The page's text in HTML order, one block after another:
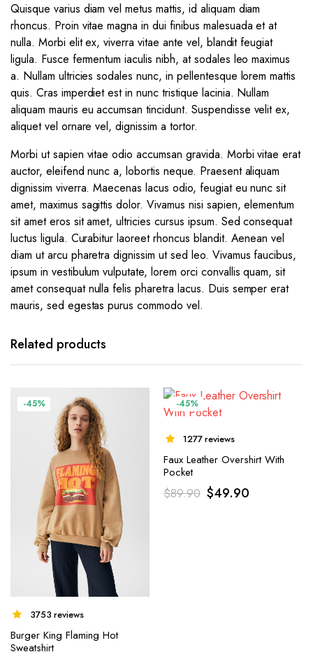
Quisque varius diam vel metus mattis, id aliquam diam
rhoncus. Proin vitae magna in dui finibus malesuada et at
nulla. Morbi elit ex, viverra vitae ante vel, blandit feugiat
ligula. Fusce fermentum iaculis nibh, at sodales leo maximus
a. Nullam ultricies sodales nunc, in pellentesque lorem mattis
quis. Cras imperdiet est in nunc tristique lacinia. Nullam
aliquam mauris eu accumsan tincidunt. Suspendisse velit ex,
aliquet vel ornare vel, dignissim a tortor.
Morbi ut sapien vitae odio accumsan gravida. Morbi vitae erat
auctor, eleifend nunc a, lobortis neque. Praesent aliquam
dignissim viverra. Maecenas lacus odio, feugiat eu nunc sit
amet, maximus sagittis dolor. Vivamus nisi sapien, elementum
sit amet eros sit amet, ultricies cursus ipsum. Sed consequat
luctus ligula. Curabitur laoreet rhoncus blandit. Aenean vel
diam ut arcu pharetra dignissim ut sed leo. Vivamus faucibus,
ipsum in vestibulum vulputate, lorem orci convallis quam, sit
amet consequat nulla felis pharetra lacus. Duis semper erat
mauris, sed egestas purus commodo vel.
Related products
-45%
3753 reviews
Burger King Flaming Hot
Sweatshirt
-45%
1277 reviews
Faux Leather Overshirt With
Pocket
$89.90 $49.90